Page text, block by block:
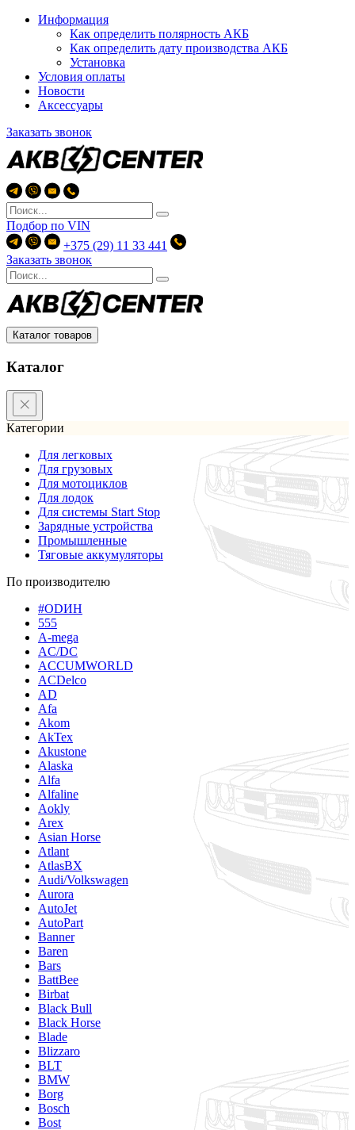
Информация
Как определить полярность АКБ
Как определить дату производства АКБ
Установка
Условия оплаты
Новости
Аксессуары
Заказать звонок
Подбор по VIN
+375 (29) 11 33 441
Заказать звонок
Каталог товаров
Каталог
Категории
Для легковых
Для грузовых
Для мотоциклов
Для лодок
Для системы Start Stop
Зарядные устройства
Промышленные
Тяговые аккумуляторы
По производителю
#ODИН
555
A-mega
AC/DC
ACCUMWORLD
ACDelco
AD
Afa
Akom
AkTex
Akustone
Alaska
Alfa
Alfaline
Aokly
Arex
Asian Horse
Atlant
AtlasBX
Audi/Volkswagen
Aurora
AutoJet
AutoPart
Banner
Baren
Bars
BattBee
Birbat
Black Bull
Black Horse
Blade
Blizzaro
BLT
BMW
Borg
Bosch
Bost